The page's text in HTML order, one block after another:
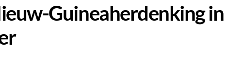
Guineaherdenking